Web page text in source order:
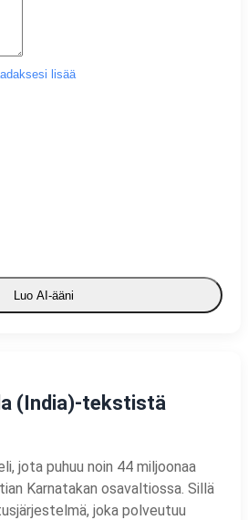
lisää
Luo AI-ääni
(India)-tekstistä
jota puhuu noin 44 miljoonaa
Karnatakan osavaltiossa. Sillä
joka polveutuu